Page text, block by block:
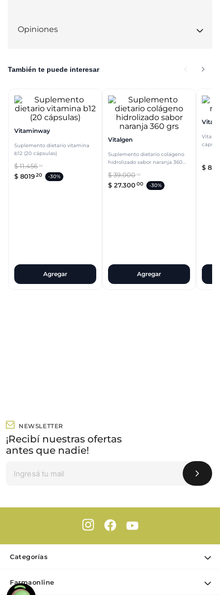
Opiniones
También te puede interesar
Vitaminway
Suplemento dietario vitamina
b12 (20 cápsulas)
$11.456 00
$ 801920 -30%
Agregar
Vitalgen
Suplemento dietario colágeno
hidrolizado sabor naranja 360
$39.000 00
$ 27.30000 -30%
Agregar
$
NEWSLETTER
¡Recibí nuestras ofertas
antes que nadie!
Categorías
Cuidado Personal
Farmaonline